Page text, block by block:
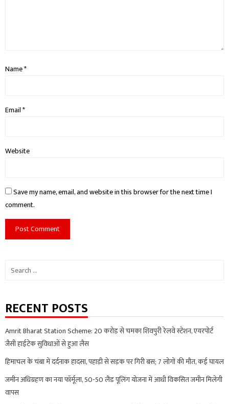
Name*
Email*
Website
Save my name, email, and website in this browser for the next time I
comment.
Search
RECENT POSTS
Amrit Bharat Station Scheme: 20 करोड़ से चमका शिवपुरी रेलवे स्टेशन, एयरपोर्ट
जैसी हाईटेक सुविधाओं से हुआ लैस
हिमाचल के चंबा में दर्दनाक हादसा, पहाड़ी से सड़क पर गिरी बस; 7 लोगों की मौत, कई घायल
जमीन अधिग्रहण का नया फॉर्मूला, 50-50 लैंड पूलिंग योजना में आधी विकसित जमीन मिलेगी
वापस